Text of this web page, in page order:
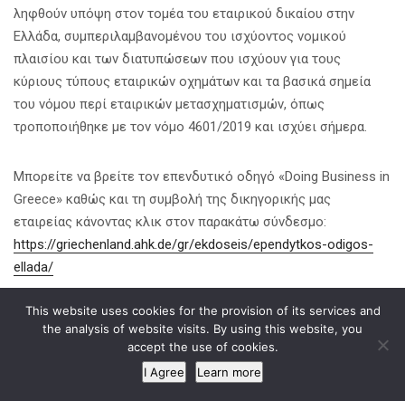
ληφθούν υπόψη στον τομέα του εταιρικού δικαίου στην
Ελλάδα, συμπεριλαμβανομένου του ισχύοντος νομικού
πλαισίου και των διατυπώσεων που ισχύουν για τους
κύριους τύπους εταιρικών οχημάτων και τα βασικά σημεία
του νόμου περί εταιρικών μετασχηματισμών, όπως
τροποποιήθηκε με τον νόμο 4601/2019 και ισχύει σήμερα.
Μπορείτε να βρείτε τον επενδυτικό οδηγό «Doing Business in
Greece» καθώς και τη συμβολή της δικηγορικής μας
εταιρείας κάνοντας κλικ στον παρακάτω σύνδεσμο:
https://griechenland.ahk.de/gr/ekdoseis/ependytkos-odigos-
ellada/
Κοινοποίηση σε
This website uses cookies for the provision of its services and
the analysis of website visits. By using this website, you
accept the use of cookies.
I Agree
Learn more